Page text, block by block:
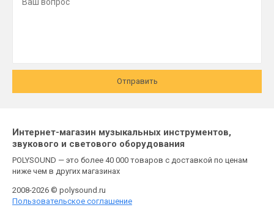
Отправить
Интернет-магазин музыкальных инструментов,
звукового и светового оборудования
POLYSOUND — это более 40 000 товаров с доставкой по ценам
ниже чем в других магазинах
2008-2026 © polysound.ru
Пользовательское соглашение